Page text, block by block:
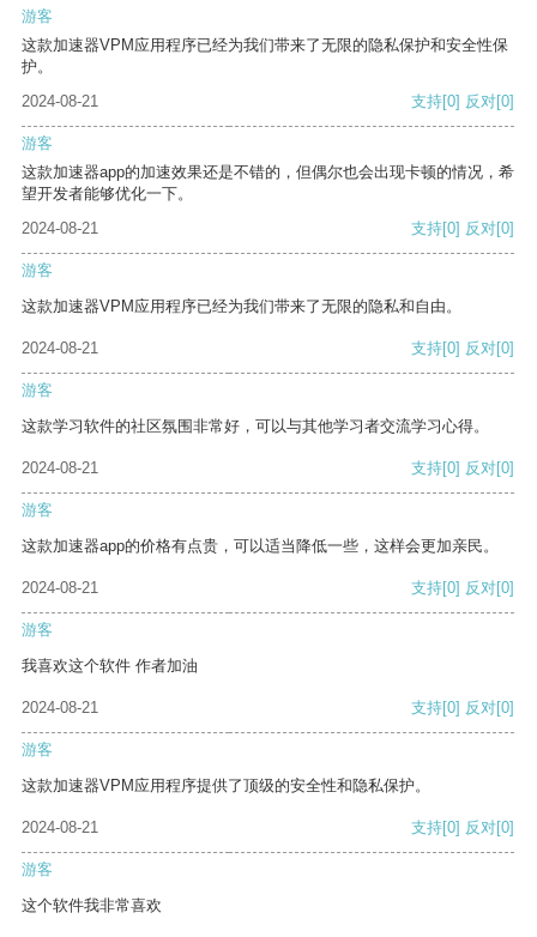
游客
这款加速器VPM应用程序已经为我们带来了无限的隐私保护和安全性保
护。
2024-08-21
支持[0] 反对[0]
游客
这款加速器app的加速效果还是不错的，但偶尔也会出现卡顿的情况，希
望开发者能够优化一下。
2024-08-21
支持[0] 反对[0]
游客
这款加速器VPM应用程序已经为我们带来了无限的隐私和自由。
2024-08-21 支持[0] 反对[0]
游客
这款学习软件的社区氛围非常好，可以与其他学习者交流学习心得。
2024-08-21 支持[0] 反对[0]
游客
这款加速器app的价格有点贵，可以适当降低一些，这样会更加亲民。
2024-08-21 支持[0] 反对[0]
游客
我喜欢这个软件 作者加油
2024-08-21 支持[0] 反对[0]
游客
这款加速器VPM应用程序提供了顶级的安全性和隐私保护。
2024-08-21 支持[0] 反对[0]
游客
这个软件我非常喜欢